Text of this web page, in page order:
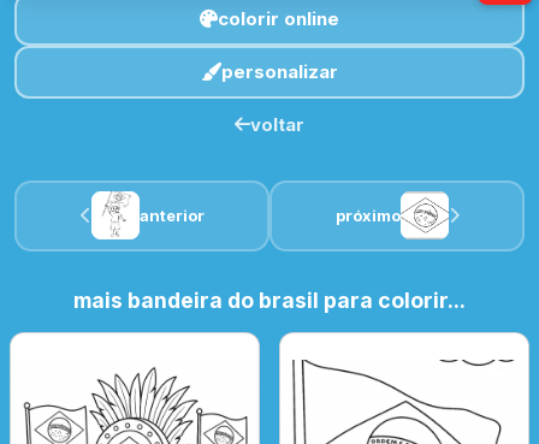
colorir online
personalizar
voltar
anterior próximo
mais bandeira do brasil para colorir...